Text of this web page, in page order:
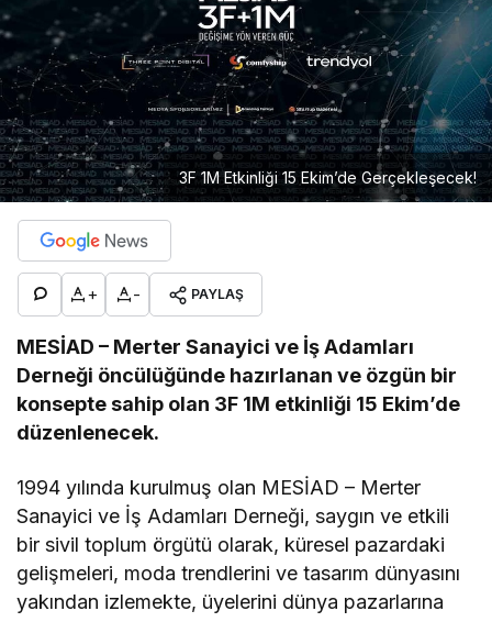
3F 1M Etkinliği 15 Ekim’de Gerçekleşecek!
+ - PAYLAŞ
MESİAD – Merter Sanayici ve İş Adamları
Derneği öncülüğünde hazırlanan ve özgün bir
konsepte sahip olan 3F 1M etkinliği 15 Ekim’de
düzenlenecek.
1994 yılında kurulmuş olan MESİAD – Merter
Sanayici ve İş Adamları Derneği, saygın ve etkili
bir sivil toplum örgütü olarak, küresel pazardaki
gelişmeleri, moda trendlerini ve tasarım dünyasını
yakından izlemekte, üyelerini dünya pazarlarına